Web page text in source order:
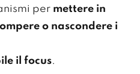
per mettere in
o nascondere i
il focus.